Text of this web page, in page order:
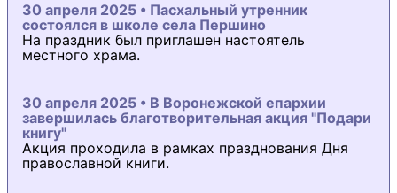
30 апреля 2025 • Пасхальный утренник
состоялся в школе села Першино
На праздник был приглашен настоятель
местного храма.
30 апреля 2025 • В Воронежской епархии
завершилась благотворительная акция "Подари
книгу"
Акция проходила в рамках празднования Дня
православной книги.